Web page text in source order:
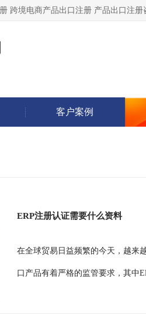
客户案例
ERP注册认证需要什么资料
在全球贸易日益频繁的今天，越来
口产品有着严格的监管要求，其中